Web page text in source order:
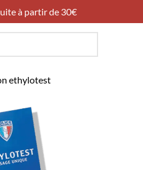
à partir de 30€
ethylotest